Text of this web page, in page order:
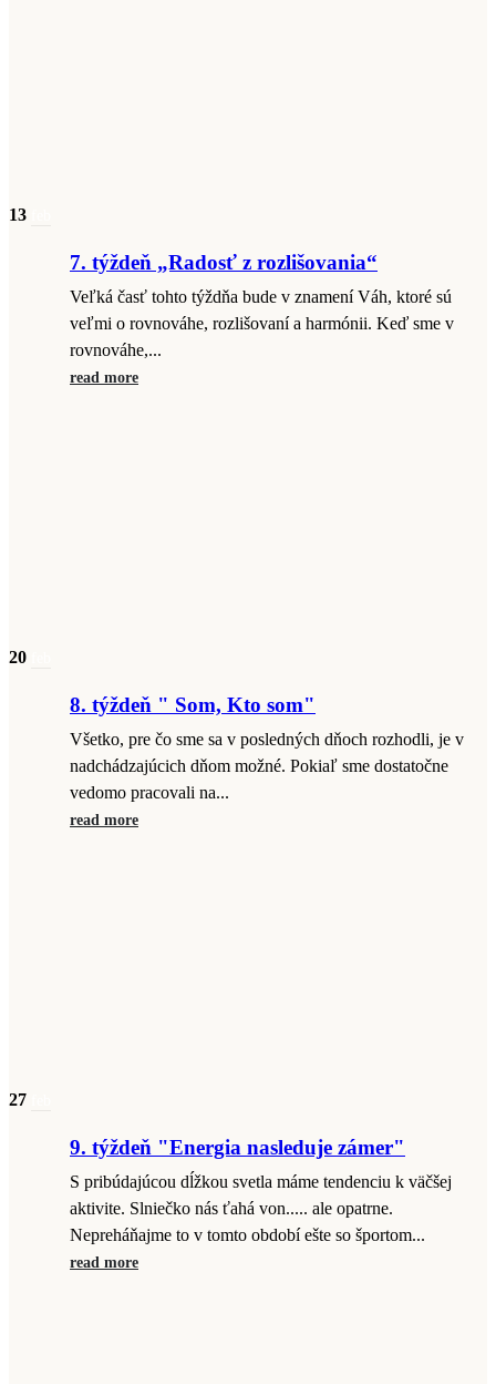
13
7. týždeň „Radosť z rozlišovania“
Veľká časť tohto týždňa bude v znamení Váh, ktoré sú
veľmi o rovnováhe, rozlišovaní a harmónii. Keď sme v
rovnováhe,...
read more
20
8. týždeň " Som, Kto som"
Všetko, pre čo sme sa v posledných dňoch rozhodli, je v
nadchádzajúcich dňom možné. Pokiaľ sme dostatočne
vedomo pracovali na...
read more
27
9. týždeň "Energia nasleduje zámer"
S pribúdajúcou dĺžkou svetla máme tendenciu k väčšej
aktivite. Slniečko nás ťahá von..... ale opatrne.
Nepreháňajme to v tomto období ešte so športom...
read more